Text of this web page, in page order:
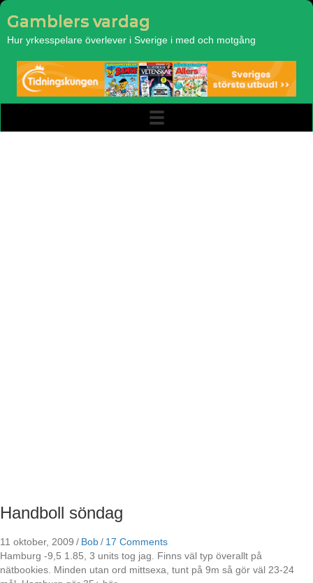
Gamblers vardag
Hur yrkesspelare överlever i Sverige i med och motgång
Handboll söndag
11 oktober, 2009 / Bob/ 17 Comments
Hamburg -9,5 1.85, 3 units tog jag. Finns väl typ överallt på
nätbookies. Minden utan ord mittsexa, tunt på 9m så gör väl 23-24